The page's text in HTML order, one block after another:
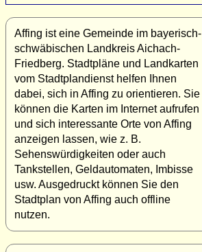
Affing ist eine Gemeinde im bayerisch-
schwäbischen Landkreis Aichach-
Friedberg. Stadtpläne und Landkarten
vom Stadtplandienst helfen Ihnen
dabei, sich in Affing zu orientieren. Sie
können die Karten im Internet aufrufen
und sich interessante Orte von Affing
anzeigen lassen, wie z. B.
Sehenswürdigkeiten oder auch
Tankstellen, Geldautomaten, Imbisse
usw. Ausgedruckt können Sie den
Stadtplan von Affing auch offline
nutzen.